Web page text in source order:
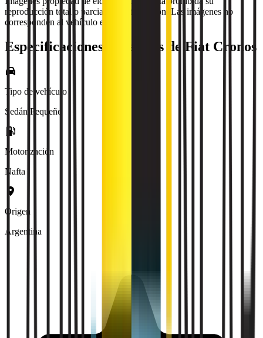
reproducción total o parcial sin autorización. Las imágenes no
corresponden al vehículo en venta.
Especificaciones generales de Fiat Cronos
Tipo de vehículo
Sedán Pequeño
Motorización
Nafta
Origen
Argentina